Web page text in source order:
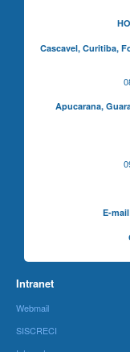
Cascavel, Curitiba,
Apucarana,
E-
Intranet
Webmail
SISCRECI